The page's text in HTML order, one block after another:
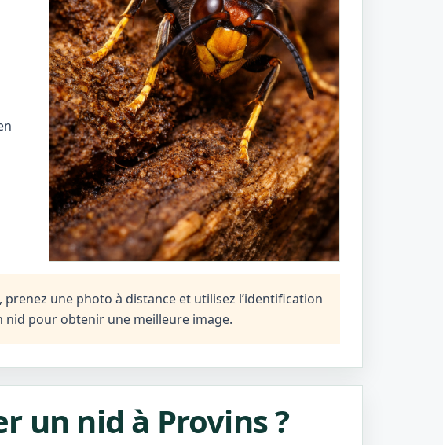
prenez une photo à distance et utilisez l’identification
nid pour obtenir une meilleure image.
un nid à Provins ?